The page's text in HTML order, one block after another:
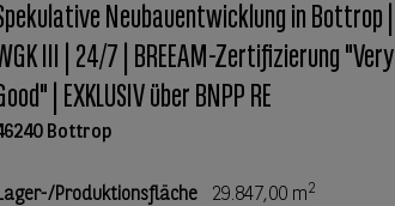
Neubauentwicklung in Bottrop |
III | 24/7 | BREEAM-Zertifizierung "Very
| EXKLUSIV über BNPP RE
Bottrop
Produktionsfläche 29.847,00 m2